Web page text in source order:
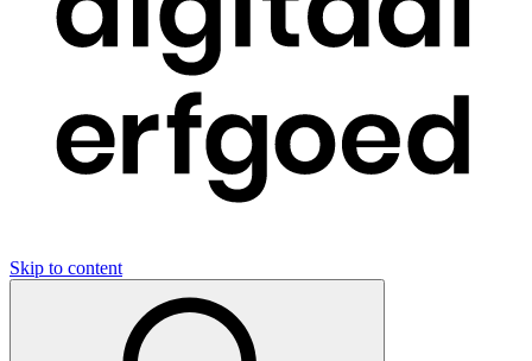
Skip to content